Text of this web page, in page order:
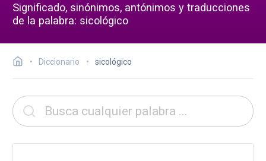
Significado, sinónimos, antónimos y traducciones
de la palabra: sicológico
Diccionario sicológico